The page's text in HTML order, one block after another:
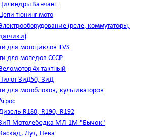
Ванчанг
тюнинг мото
(реле, коммутаторы,
для мотоциклов TVS
для мопедов СССР
4х тактный
ЗиД50, ЗиД
для мотоблоков, культиваторов
R180, R190, R192
Мотолебедка МЛ-1М "Бычок"
Луч, Нева